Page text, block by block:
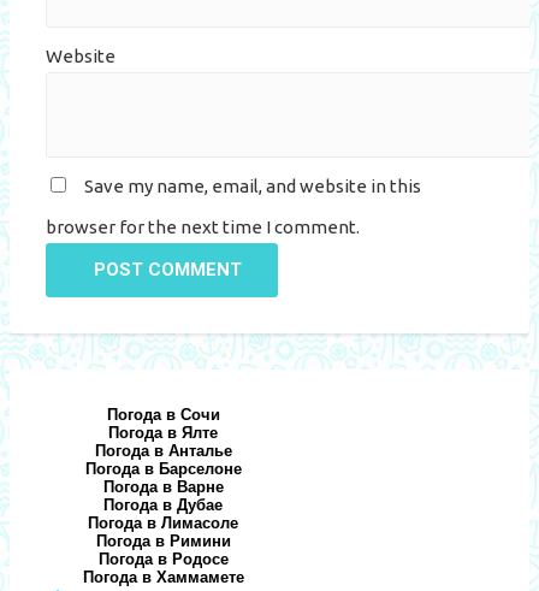
Website
Save my name, email, and website in this
browser for the next time I comment.
POST COMMENT
Погода в Сочи
Погода в Ялте
Погода в Анталье
Погода в Барселоне
Погода в Варне
Погода в Дубае
Погода в Лимасоле
Погода в Римини
Погода в Родосе
Погода в Хаммамете